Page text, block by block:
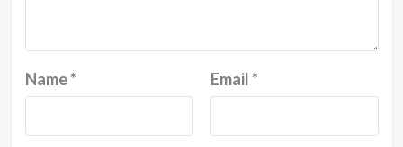
Name* Email*